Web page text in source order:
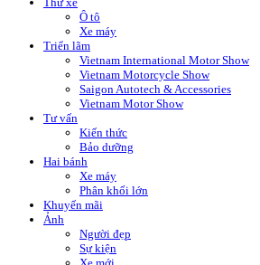
Ô tô
Xe máy
Triển lãm
Vietnam International Motor Show
Vietnam Motorcycle Show
Saigon Autotech & Accessories
Vietnam Motor Show
Tư vấn
Kiến thức
Bảo dưỡng
Hai bánh
Xe máy
Phân khối lớn
Khuyến mãi
Ảnh
Người đẹp
Sự kiện